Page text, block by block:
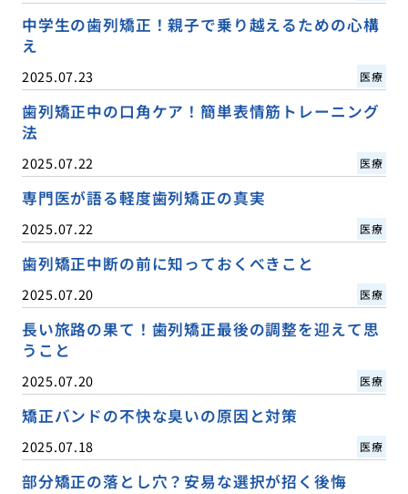
中学生の歯列矯正！親子で乗り越えるための心構
え
2025.07.23 医療
歯列矯正中の口角ケア！簡単表情筋トレーニング
法
2025.07.22 医療
専門医が語る軽度歯列矯正の真実
2025.07.22 医療
歯列矯正中断の前に知っておくべきこと
2025.07.20 医療
長い旅路の果て！歯列矯正最後の調整を迎えて思
うこと
2025.07.20 医療
矯正バンドの不快な臭いの原因と対策
2025.07.18 医療
部分矯正の落とし穴？安易な選択が招く後悔